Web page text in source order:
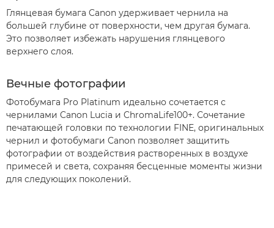
Глянцевая бумага Canon удерживает чернила на
большей глубине от поверхности, чем другая бумага.
Это позволяет избежать нарушения глянцевого
верхнего слоя.
Вечные фотографии
Фотобумага Pro Platinum идеально сочетается с
чернилами Canon Lucia и ChromaLife100+. Сочетание
печатающей головки по технологии FINE, оригинальных
чернил и фотобумаги Canon позволяет защитить
фотографии от воздействия растворенных в воздухе
примесей и света, сохраняя бесценные моменты жизни
для следующих поколений.